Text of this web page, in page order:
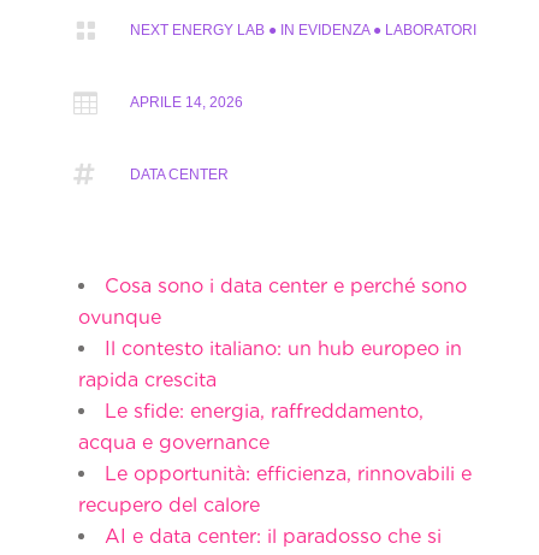
 NEXT ENERGY LAB● IN EVIDENZA● LABORATORI
 APRILE 14, 2026
 DATA CENTER
Cosa sono i data center e perché sono
ovunque
Il contesto italiano: un hub europeo in
rapida crescita
Le sfide: energia, raffreddamento,
acqua e governance
Le opportunità: efficienza, rinnovabili e
recupero del calore
AI e data center: il paradosso che si